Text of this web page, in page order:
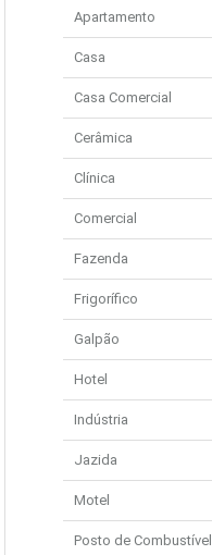
Apartamento
Casa
Casa Comercial
Cerâmica
Clínica
Comercial
Fazenda
Frigorífico
Galpão
Hotel
Indústria
Jazida
Motel
Posto de Combustível